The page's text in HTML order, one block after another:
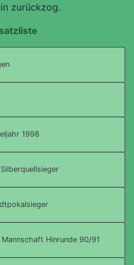
zurückzog.
1998
Hinrunde 90/91